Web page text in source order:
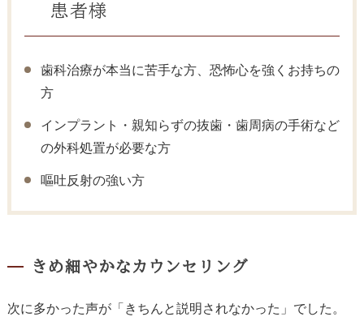
患者様
歯科治療が本当に苦手な方、恐怖心を強くお持ちの
方
インプラント・親知らずの抜歯・歯周病の手術など
の外科処置が必要な方
嘔吐反射の強い方
きめ細やかなカウンセリング
次に多かった声が「きちんと説明されなかった」でした。